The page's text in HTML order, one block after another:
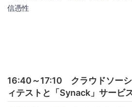
信憑性
16:40～17:10 クラウドソー
ィテストと「Synack」サービ